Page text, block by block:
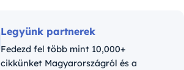
Legyünk partnerek
Fedezd fel több mint 10,000+
cikkünket Magyarországról és a